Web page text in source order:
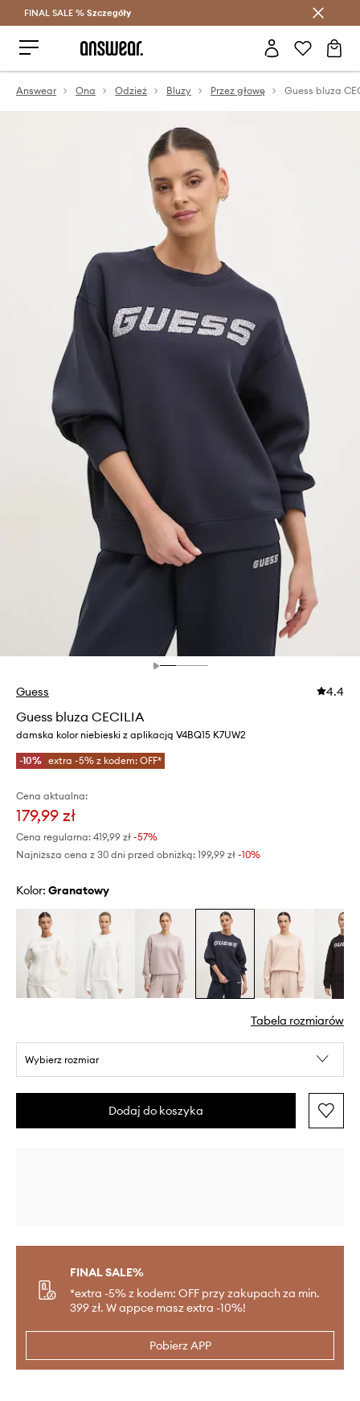
Oszczędzaj z Answear Club >
FINAL SALE % Szczegóły
Answear Ona Odzież Bluzy Przez głowę Guess bluza
Guess 4.4
Guess bluza CECILIA
damska kolor niebieski z aplikacją V4BQ15 K7UW2
-10% extra -5% z kodem: OFF*
Cena aktualna:
179,99 zł
Cena regularna: 419,99 zł -57%
Najniższa cena z 30 dni przed obniżką: 199,99 zł -10%
Kolor: granatowy
Tabela rozmiarów
Wybierz rozmiar
Dodaj do koszyka
FINAL SALE%
*extra -5% z kodem: OFF przy zakupach za min.
399 zł. W appce masz extra -10%!
Pobierz APP